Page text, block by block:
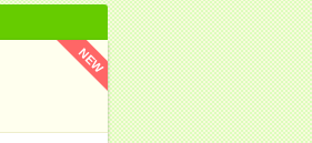
NEW